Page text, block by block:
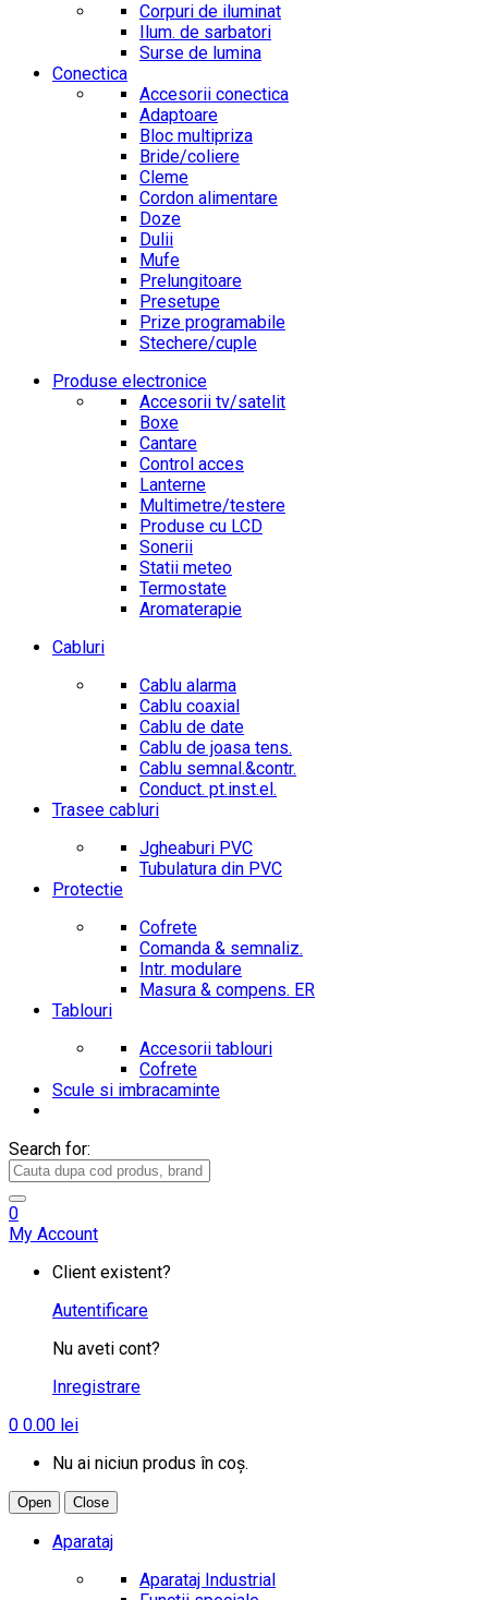
Corpuri de iluminat
Ilum. de sarbatori
Surse de lumina
Conectica
Accesorii conectica
Adaptoare
Bloc multipriza
Bride/coliere
Cleme
Cordon alimentare
Doze
Dulii
Mufe
Prelungitoare
Presetupe
Prize programabile
Stechere/cuple
Produse electronice
Accesorii tv/satelit
Boxe
Cantare
Control acces
Lanterne
Multimetre/testere
Produse cu LCD
Sonerii
Statii meteo
Termostate
Aromaterapie
Cabluri
Cablu alarma
Cablu coaxial
Cablu de date
Cablu de joasa tens.
Cablu semnal.&contr.
Conduct. pt.inst.el.
Trasee cabluri
Jgheaburi PVC
Tubulatura din PVC
Protectie
Cofrete
Comanda & semnaliz.
Intr. modulare
Masura & compens. ER
Tablouri
Accesorii tablouri
Cofrete
Scule si imbracaminte
Search for:
0
My Account
Client existent?
Autentificare
Nu aveti cont?
Inregistrare
0 0.00 lei
Nu ai niciun produs în coș.
Open Close
Aparataj
Aparataj Industrial